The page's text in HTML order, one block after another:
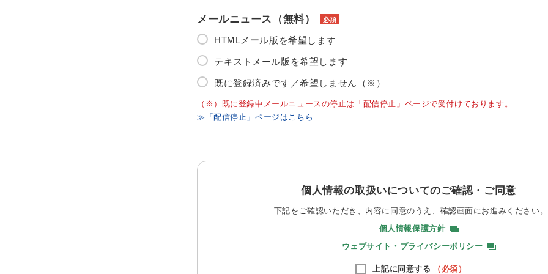
メールニュース（無料） 必須
HTMLメール版を希望します
テキストメール版を希望します
既に登録済みです／希望しません（※）
（※）既に登録中メールニュースの停止は「配信停止」ページで受付けております。
≫「配信停止」ページはこちら
個人情報の取扱いについてのご確認・ご同意
下記をご確認いただき、内容に同意のうえ、 確認画面にお進みください。
個人情報保護方針
ウェブサイト・プライバシーポリシー
上記に同意する （必須）